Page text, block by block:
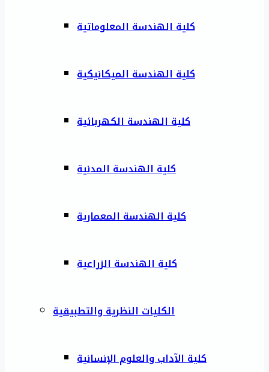
كلية الهندسة المعلوماتية
كلية الهندسة الميكانيكية
كلية الهندسة الكهربائية
كلية الهندسة المدنية
كلية الهندسة المعمارية
كلية الهندسة الزراعية
الكليات النظرية والتطبيقية
كلية الآداب والعلوم الإنسانية